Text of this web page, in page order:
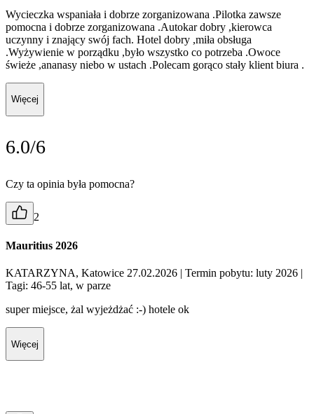
Wycieczka wspaniała i dobrze zorganizowana .Pilotka zawsze
pomocna i dobrze zorganizowana .Autokar dobry ,kierowca
uczynny i znający swój fach. Hotel dobry ,miła obsługa
.Wyżywienie w porządku ,było wszystko co potrzeba .Owoce
świeże ,ananasy niebo w ustach .Polecam gorąco stały klient biura .
Więcej
6.0/6
Czy ta opinia była pomocna?
2
Mauritius 2026
KATARZYNA, Katowice 27.02.2026 | Termin pobytu: luty 2026 |
Tagi: 46-55 lat, w parze
super miejsce, żal wyjeżdżać :-) hotele ok
Więcej